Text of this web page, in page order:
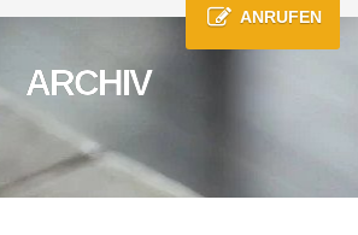
ANRUFEN
ARCHIV